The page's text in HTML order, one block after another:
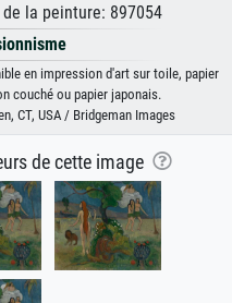
la peinture: 897054
en impression d'art sur toile, papier
couché ou papier japonais.
CT, USA / Bridgeman Images
de cette image